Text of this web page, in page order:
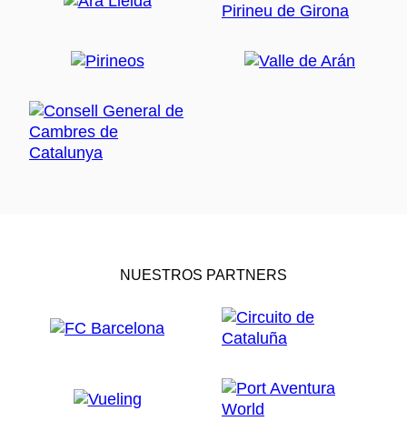
NUESTROS PARTNERS